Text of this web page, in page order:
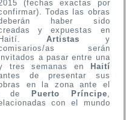
(fechas exactas por
Todas las obras
haber sido
y expuestas en
Haití. Artistas y
as serán
a pasar entre una
tres semanas en
Haití
de presentar sus
en la zona ante el
de
Puerto Príncipe,
con el mundo